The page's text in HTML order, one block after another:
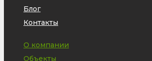
Блог
Контакты
О компании
Объекты